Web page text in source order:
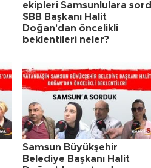
ekipleri Samsunlulara
SBB Başkanı Halit
Doğan'dan öncelikli
beklentileri neler?
Samsun Büyükşehir
Belediye Başkanı Halit